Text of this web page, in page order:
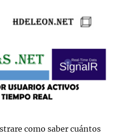
como saber cuántos